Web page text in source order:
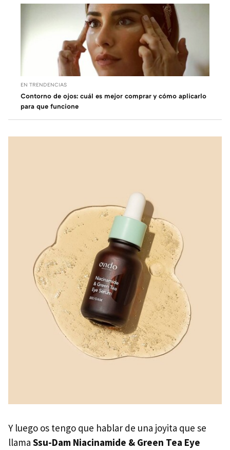
EN TRENDENCIAS
Contorno de ojos: cuál es mejor comprar y cómo aplicarlo
para que funcione
Y luego os tengo que hablar de una joyita que se
llama Ssu-Dam Niacinamide & Green Tea Eye